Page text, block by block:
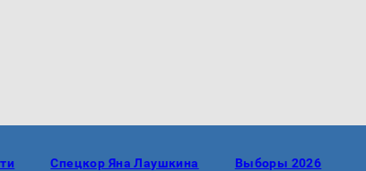
Спецкор Яна Лаушкина Выборы 2026